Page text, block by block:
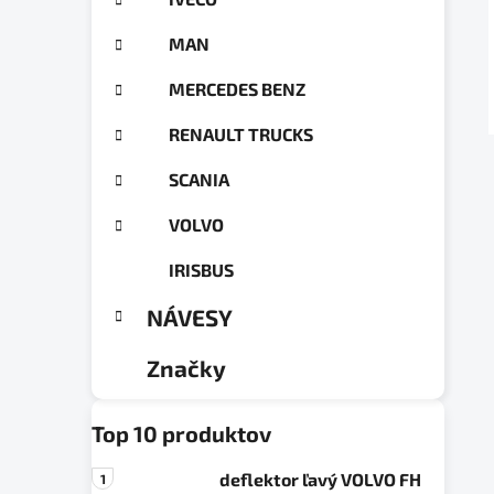
MAN
MERCEDES BENZ
RENAULT TRUCKS
SCANIA
VOLVO
IRISBUS
NÁVESY
Značky
Top 10 produktov
deflektor ľavý VOLVO FH